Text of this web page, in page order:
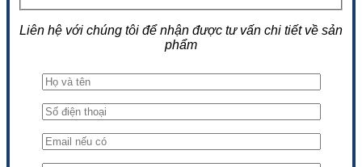
Liên hệ với chúng tôi để nhận được tư vấn chi tiết về sản
phẩm